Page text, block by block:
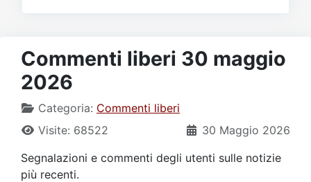
Commenti liberi 30 maggio
2026
Categoria: Commenti liberi
30 Maggio 2026
Visite: 68522
Segnalazioni e commenti degli utenti sulle notizie
più recenti.